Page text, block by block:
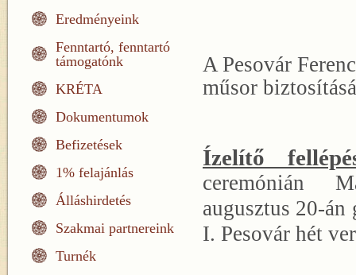
Eredményeink
Fenntartó, fenntartó
támogatónk
KRÉTA
Dokumentumok
Befizetések
1% felajánlás
Álláshirdetés
Szakmai partnereink
Turnék
A Pesovár
műsor
Ízelítő
ceremónián
augusztus 20-án
I. Pesovár hét